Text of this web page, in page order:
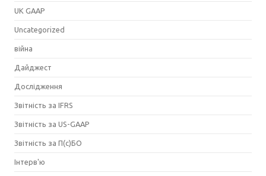
UK GAAP
Uncategorized
війна
Дайджест
Дослідження
Звітність за IFRS
Звітність за US-GAAP
Звітність за П(с)БО
Інтерв'ю